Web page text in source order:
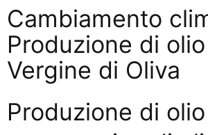
Cambiamento
Produzione di
Vergine di Oliva
Produzione di olio